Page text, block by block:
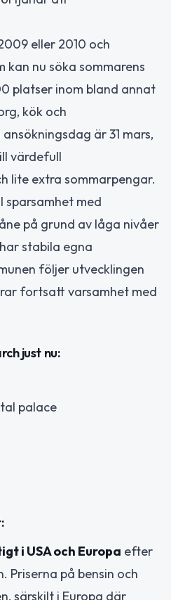
eller 2010 och
nu söka sommarens
platser inom bland annat
kök och
är 31 mars,
värdefull
lite extra sommarpengar.
sparsamhet med
på grund av låga nivåer
stabila egna
följer utvecklingen
fortsatt varsamhet med
just nu:
palace
i USA och Europa efter
Priserna på bensin och
särskilt i Europa där